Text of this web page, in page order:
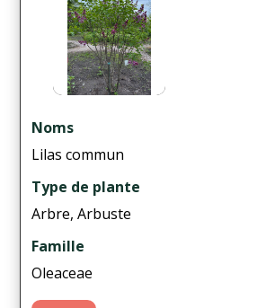
Noms
Lilas commun
Type de plante
Arbre, Arbuste
Famille
Oleaceae